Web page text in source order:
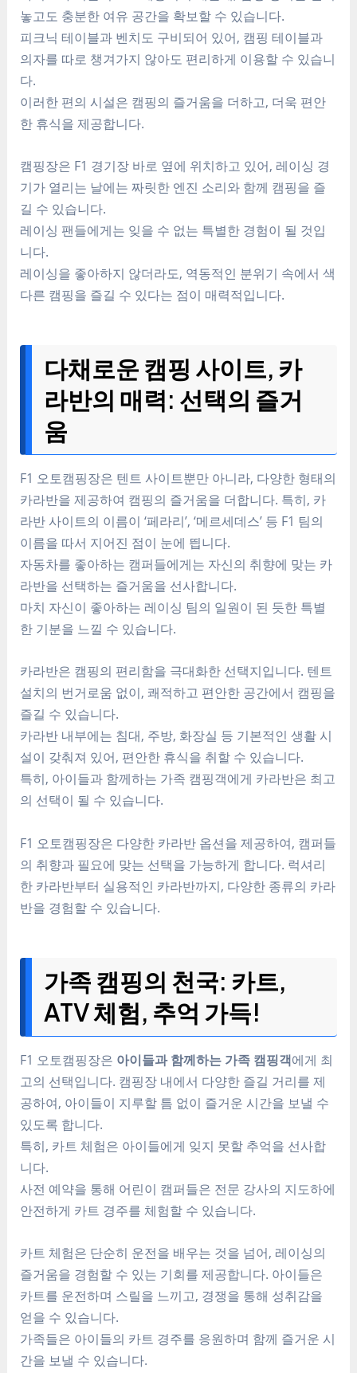
놓고도 충분한 여유 공간을 확보할 수 있습니다.
피크닉 테이블과 벤치도 구비되어 있어, 캠핑 테이블과
의자를 따로 챙겨가지 않아도 편리하게 이용할 수 있습니
다.
이러한 편의 시설은 캠핑의 즐거움을 더하고, 더욱 편안
한 휴식을 제공합니다.
캠핑장은 F1 경기장 바로 옆에 위치하고 있어, 레이싱 경
기가 열리는 날에는 짜릿한 엔진 소리와 함께 캠핑을 즐
길 수 있습니다.
레이싱 팬들에게는 잊을 수 없는 특별한 경험이 될 것입
니다.
레이싱을 좋아하지 않더라도, 역동적인 분위기 속에서 색
다른 캠핑을 즐길 수 있다는 점이 매력적입니다.
다채로운 캠핑 사이트, 카
라반의 매력: 선택의 즐거
움
F1 오토캠핑장은 텐트 사이트뿐만 아니라, 다양한 형태의
카라반을 제공하여 캠핑의 즐거움을 더합니다. 특히, 카
라반 사이트의 이름이 ‘페라리’, ‘메르세데스’ 등 F1 팀의
이름을 따서 지어진 점이 눈에 띕니다.
자동차를 좋아하는 캠퍼들에게는 자신의 취향에 맞는 카
라반을 선택하는 즐거움을 선사합니다.
마치 자신이 좋아하는 레이싱 팀의 일원이 된 듯한 특별
한 기분을 느낄 수 있습니다.
카라반은 캠핑의 편리함을 극대화한 선택지입니다. 텐트
설치의 번거로움 없이, 쾌적하고 편안한 공간에서 캠핑을
즐길 수 있습니다.
카라반 내부에는 침대, 주방, 화장실 등 기본적인 생활 시
설이 갖춰져 있어, 편안한 휴식을 취할 수 있습니다.
특히, 아이들과 함께하는 가족 캠핑객에게 카라반은 최고
의 선택이 될 수 있습니다.
F1 오토캠핑장은 다양한 카라반 옵션을 제공하여, 캠퍼들
의 취향과 필요에 맞는 선택을 가능하게 합니다. 럭셔리
한 카라반부터 실용적인 카라반까지, 다양한 종류의 카라
반을 경험할 수 있습니다.
가족 캠핑의 천국: 카트,
ATV 체험, 추억 가득!
F1 오토캠핑장은 아이들과 함께하는 가족 캠핑객에게 최
고의 선택입니다. 캠핑장 내에서 다양한 즐길 거리를 제
공하여, 아이들이 지루할 틈 없이 즐거운 시간을 보낼 수
있도록 합니다.
특히, 카트 체험은 아이들에게 잊지 못할 추억을 선사합
니다.
사전 예약을 통해 어린이 캠퍼들은 전문 강사의 지도하에
안전하게 카트 경주를 체험할 수 있습니다.
카트 체험은 단순히 운전을 배우는 것을 넘어, 레이싱의
즐거움을 경험할 수 있는 기회를 제공합니다. 아이들은
카트를 운전하며 스릴을 느끼고, 경쟁을 통해 성취감을
얻을 수 있습니다.
가족들은 아이들의 카트 경주를 응원하며 함께 즐거운 시
간을 보낼 수 있습니다.